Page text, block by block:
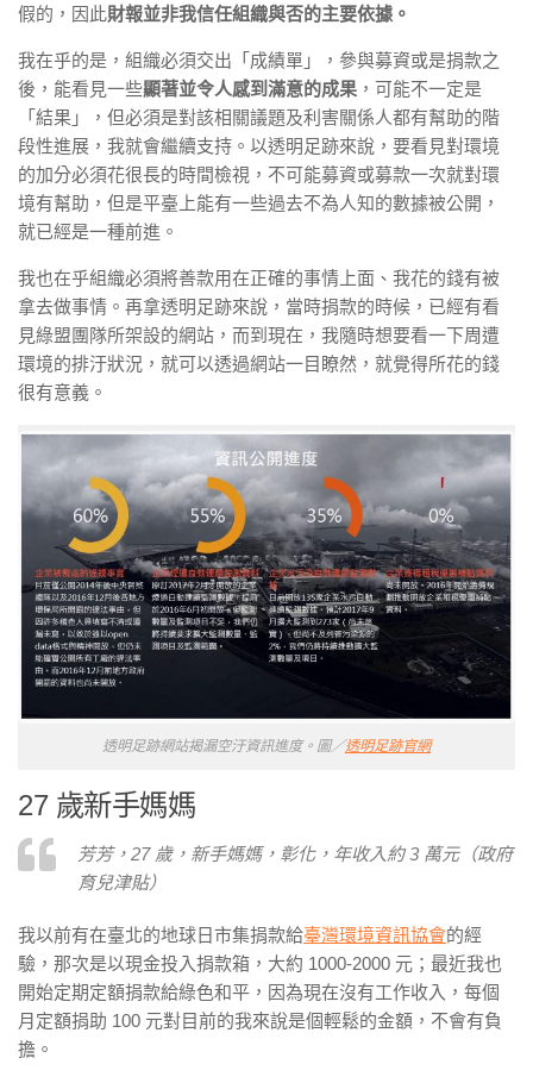
假的，因此財報並非我信任組織與否的主要依據。
我在乎的是，組織必須交出「成績單」，參與募資或是捐款之
後，能看見一些顯著並令人感到滿意的成果 ，可能不一定是
「結果」，但必須是對該相關議題及利害關係人都有幫助的階
段性進展 ，我就會繼續支持。以透明足跡來說，要看見對環境
的加分必須花很長的時間檢視，不可能募資或募款一次就對環
境有幫助，但是平臺上能有一些過去不為人知的數據被公開，
就已經是一種前進。
我也在乎組織必須將善款用在正確的事情上面、我花的錢有被
拿去做事情。再拿透明足跡來說，當時捐款的時候，已經有看
見綠盟團隊所架設的網站，而到現在，我隨時想要看一下周遭
環境的排汙狀況，就可以透過網站一目瞭然，就覺得所花的錢
很有意義。
透明足跡網站揭漏空汙資訊進度。圖／透明足跡官網
27 歲新手媽媽
芳芳，27 歲，新手媽媽，彰化，年收入約 3 萬元（政府
育兒津貼）
我以前有在臺北的地球日市集捐款給臺灣環境資訊協會的經
驗，那次是以現金投入捐款箱，大約 1000-2000 元；最近我也
開始定期定額捐款給綠色和平，因為現在沒有工作收入，每個
月定額捐助 100 元對目前的我來說是個輕鬆的金額，不會有負
擔。